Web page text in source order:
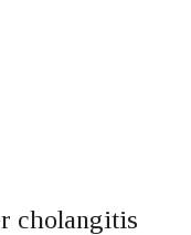
cholangitis